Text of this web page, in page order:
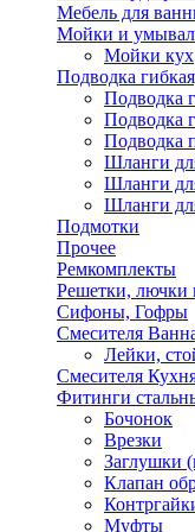
Мебель для
Мойки и
Мойки кух
Подводка
Подводка
Подводка
Подводка
Шланги
Шланги
Шланги
Подмотки
Прочее
Ремкомплекты
Решетки, лючки
Сифоны, Гофры
Смесителя
Лейки,
Смесителя
Фитинги
Бочонок
Врезки
Заглушки
Клапан
Муфты